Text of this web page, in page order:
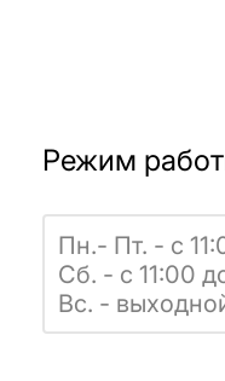
Режим
Пн.- Пт. - с
Сб. - с 11:00
Вс. -